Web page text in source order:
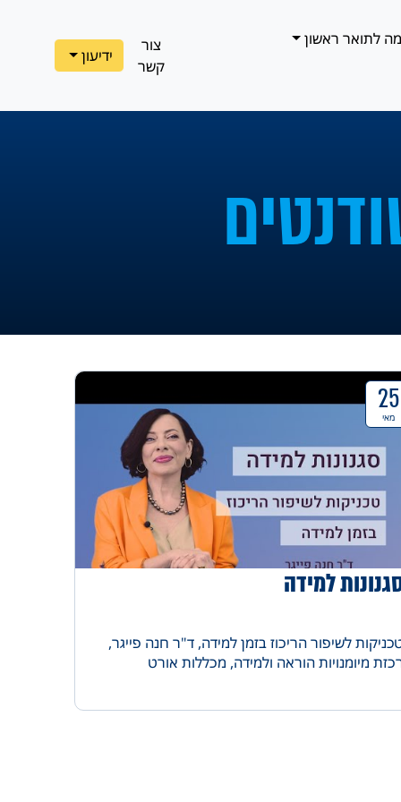
לתואר ראשון
צור
קשר
ידיעון
25
מאי
למידה
לשיפור הריכוז בזמן למידה, ד"ר חנה פייגר,
מיומנויות הוראה ולמידה, מכללות אורט